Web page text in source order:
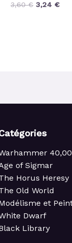
3,60€ 3,24 €
of Sigmar
Horus Heresy
Old World
et
Dwarf
Library